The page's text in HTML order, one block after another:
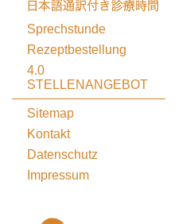
Sprechstunde
Rezeptbestellung
4.0
STELLENANGEBOT
Sitemap
Kontakt
Datenschutz
Impressum